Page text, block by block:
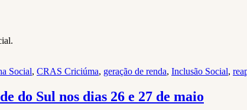
Social, CRAS Criciúma, geração de renda, Inclusão Social,
do Sul nos dias 26 e 27 de maio